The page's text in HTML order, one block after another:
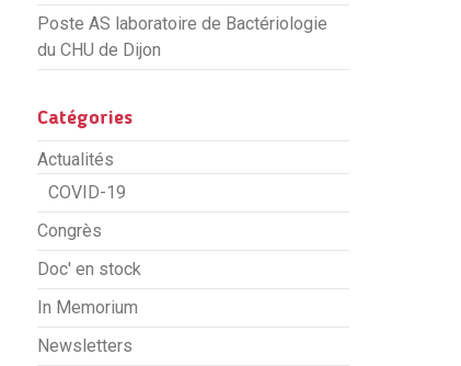
Poste AS laboratoire de Bactériologie
du CHU de Dijon
Catégories
Actualités
COVID-19
Congrès
Doc' en stock
In Memorium
Newsletters